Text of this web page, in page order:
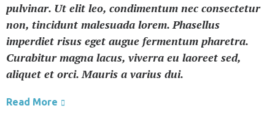
pulvinar. Ut elit leo, condimentum nec consectetur
non, tincidunt malesuada lorem. Phasellus
imperdiet risus eget augue fermentum pharetra.
Curabitur magna lacus, viverra eu laoreet sed,
aliquet et orci. Mauris a varius dui.
Read More